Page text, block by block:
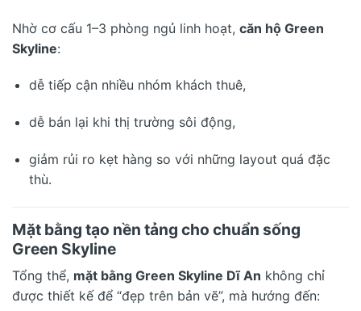
Nhờ cơ cấu 1–3 phòng ngủ linh hoạt, căn hộ Green
Skyline:
dễ tiếp cận nhiều nhóm khách thuê,
dễ bán lại khi thị trường sôi động,
giảm rủi ro kẹt hàng so với những layout quá đặc
thù.
Mặt bằng tạo nền tảng cho chuẩn sống
Green Skyline
Tổng thể, mặt bằng Green Skyline Dĩ An không chỉ
được thiết kế để “đẹp trên bản vẽ”, mà hướng đến: